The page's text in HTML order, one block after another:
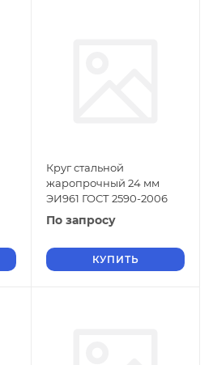
Круг стальной
жаропрочный 24 мм
ЭИ961 ГОСТ 2590-2006
По запросу
КУПИТЬ